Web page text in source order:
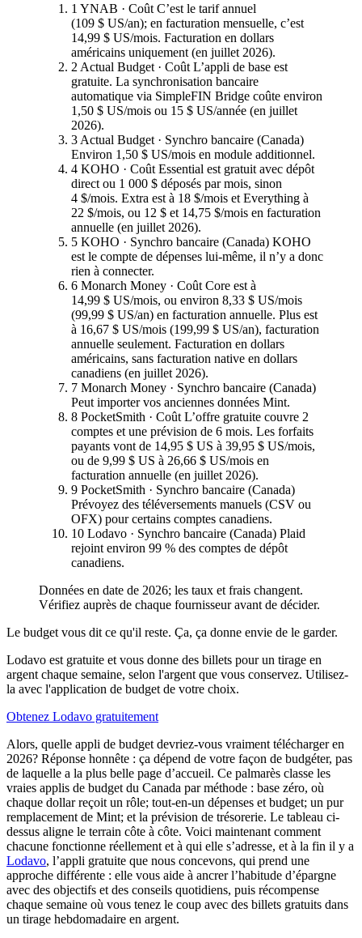
1 YNAB · Coût C’est le tarif annuel
(109 $ US/an); en facturation mensuelle, c’est
14,99 $ US/mois. Facturation en dollars
américains uniquement (en juillet 2026).
2 Actual Budget · Coût L’appli de base est
gratuite. La synchronisation bancaire
automatique via SimpleFIN Bridge coûte environ
1,50 $ US/mois ou 15 $ US/année (en juillet
2026).
3 Actual Budget · Synchro bancaire (Canada)
Environ 1,50 $ US/mois en module additionnel.
4 KOHO · Coût Essential est gratuit avec dépôt
direct ou 1 000 $ déposés par mois, sinon
4 $/mois. Extra est à 18 $/mois et Everything à
22 $/mois, ou 12 $ et 14,75 $/mois en facturation
annuelle (en juillet 2026).
5 KOHO · Synchro bancaire (Canada) KOHO
est le compte de dépenses lui-même, il n’y a donc
rien à connecter.
6 Monarch Money · Coût Core est à
14,99 $ US/mois, ou environ 8,33 $ US/mois
(99,99 $ US/an) en facturation annuelle. Plus est
à 16,67 $ US/mois (199,99 $ US/an), facturation
annuelle seulement. Facturation en dollars
américains, sans facturation native en dollars
canadiens (en juillet 2026).
7 Monarch Money · Synchro bancaire (Canada)
Peut importer vos anciennes données Mint.
8 PocketSmith · Coût L’offre gratuite couvre 2
comptes et une prévision de 6 mois. Les forfaits
payants vont de 14,95 $ US à 39,95 $ US/mois,
ou de 9,99 $ US à 26,66 $ US/mois en
facturation annuelle (en juillet 2026).
9 PocketSmith · Synchro bancaire (Canada)
Prévoyez des téléversements manuels (CSV ou
OFX) pour certains comptes canadiens.
10 Lodavo · Synchro bancaire (Canada) Plaid
rejoint environ 99 % des comptes de dépôt
canadiens.
Données en date de 2026; les taux et frais changent.
Vérifiez auprès de chaque fournisseur avant de décider.
Le budget vous dit ce qu'il reste. Ça, ça donne envie de le garder.
Lodavo est gratuite et vous donne des billets pour un tirage en
argent chaque semaine, selon l'argent que vous conservez. Utilisez-
la avec l'application de budget de votre choix.
Obtenez Lodavo gratuitement
Alors, quelle appli de budget devriez-vous vraiment télécharger en
2026? Réponse honnête : ça dépend de votre façon de budgéter, pas
de laquelle a la plus belle page d’accueil. Ce palmarès classe les
vraies applis de budget du Canada par méthode : base zéro, où
chaque dollar reçoit un rôle; tout-en-un dépenses et budget; un pur
remplacement de Mint; et la prévision de trésorerie. Le tableau ci-
dessus aligne le terrain côte à côte. Voici maintenant comment
chacune fonctionne réellement et à qui elle s’adresse, et à la fin il y a
Lodavo, l’appli gratuite que nous concevons, qui prend une
approche différente : elle vous aide à ancrer l’habitude d’épargne
avec des objectifs et des conseils quotidiens, puis récompense
chaque semaine où vous tenez le coup avec des billets gratuits dans
un tirage hebdomadaire en argent.